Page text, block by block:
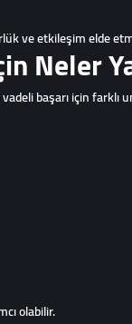
ve etkileşim elde
Neler
başarı için farklı
olabilir.